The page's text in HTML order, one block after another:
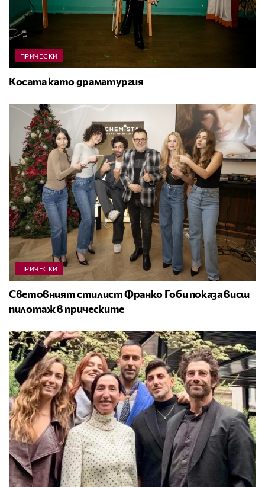
ПРИЧЕСКИ
Косата като драматургия
ПРИЧЕСКИ
Световният стилист Франко Гоби показа висш
пилотаж в прическите